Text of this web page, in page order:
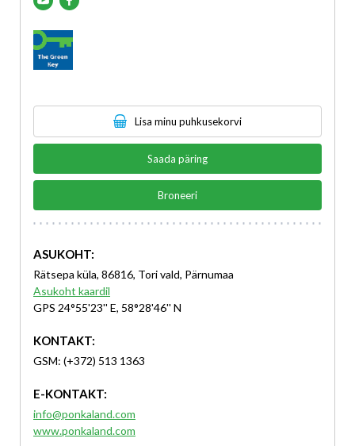
Lisa minu puhkusekorvi
Saada päring
Broneeri
ASUKOHT:
Rätsepa küla, 86816, Tori vald, Pärnumaa
Asukoht kaardil
GPS 24°55'23'' E, 58°28'46'' N
KONTAKT:
GSM: (+372) 513 1363
E-KONTAKT:
info@ponkaland.com
www.ponkaland.com